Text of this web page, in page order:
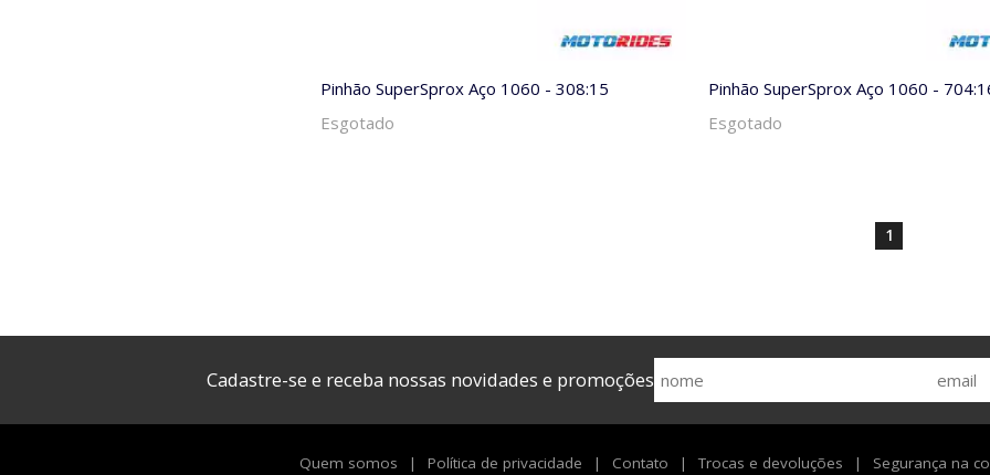
Pinhão SuperSprox Aço 1060 - 308:15
Esgotado
Pinhão SuperSprox Aço 1060 -
Esgotado
1
Cadastre-se e receba nossas novidades e promoções
Quem somos Política de privacidade Contato Trocas e devoluções Segurança na